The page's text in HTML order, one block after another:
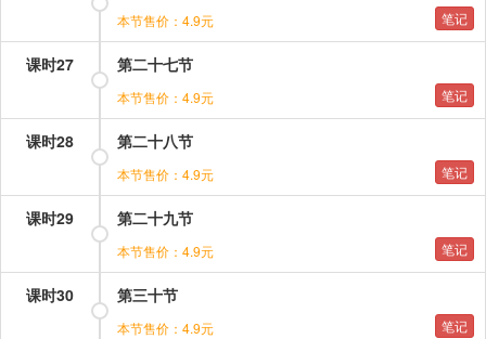
本节售价：4.9元 笔记
课时27 第二十七节
本节售价：4.9元 笔记
课时28 第二十八节
本节售价：4.9元 笔记
课时29 第二十九节
本节售价：4.9元 笔记
课时30 第三十节
本节售价：4.9元 笔记